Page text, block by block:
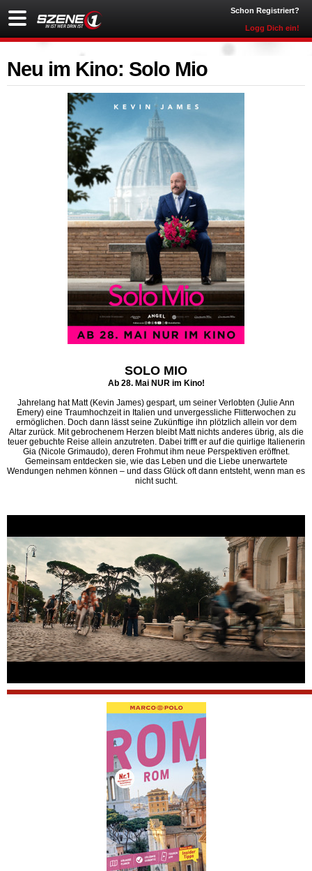
Schon Registriert?
Logg Dich ein!
Neu im Kino: Solo Mio
SOLO MIO
Ab 28. Mai NUR im Kino!
Jahrelang hat Matt (Kevin James) gespart, um seiner Verlobten (Julie Ann
Emery) eine Traumhochzeit in Italien und unvergessliche Flitterwochen zu
ermöglichen. Doch dann lässt seine Zukünftige ihn plötzlich allein vor dem
Altar zurück. Mit gebrochenem Herzen bleibt Matt nichts anderes übrig, als die
teuer gebuchte Reise allein anzutreten. Dabei trifft er auf die quirlige Italienerin
Gia (Nicole Grimaudo), deren Frohmut ihm neue Perspektiven eröffnet.
Gemeinsam entdecken sie, wie das Leben und die Liebe unerwartete
Wendungen nehmen können – und dass Glück oft dann entsteht, wenn man es
nicht sucht.